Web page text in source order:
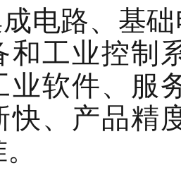
电路、 基
和工业控制
业软件、 服
快、产品精
。